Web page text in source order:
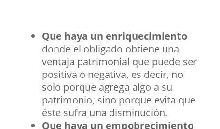
Que haya un enriquecimiento
donde el obligado obtiene una
ventaja patrimonial que puede ser
positiva o negativa, es decir, no
solo porque agrega algo a su
patrimonio, sino porque evita que
éste sufra una disminución.
Que haya un empobrecimiento